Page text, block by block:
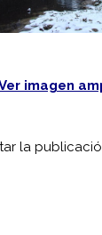
imagen
la